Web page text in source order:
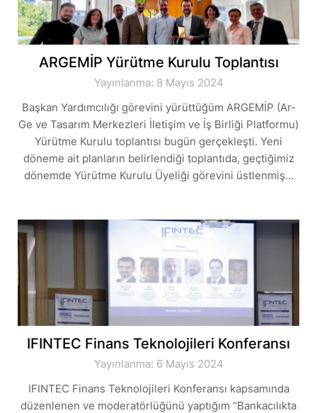
ARGEMİP Yürütme Kurulu Toplantısı
Yayınlanma: 8 Mayıs 2024
Başkan Yardımcılığı görevini yürüttüğüm ARGEMİP (Ar-
Ge ve Tasarım Merkezleri İletişim ve İş Birliği Platformu)
Yürütme Kurulu toplantısı bugün gerçekleşti. Yeni
döneme ait planların belirlendiği toplantıda, geçtiğimiz
dönemde Yürütme Kurulu Üyeliği görevini üstlenmiş…
IFINTEC Finans Teknolojileri Konferansı
Yayınlanma: 6 Mayıs 2024
IFINTEC Finans Teknolojileri Konferansı kapsamında
düzenlenen ve moderatörlüğünü yaptığım “Bankacılıkta